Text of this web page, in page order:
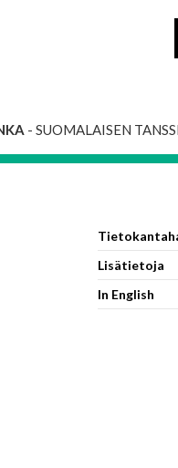
- SUOMALAISEN
Lisätietoja
In English